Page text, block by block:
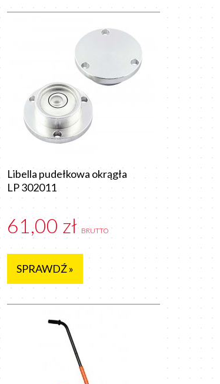
Libella pudełkowa okrągła
LP 302011
61,00 zł BRUTTO
SPRAWDŹ »